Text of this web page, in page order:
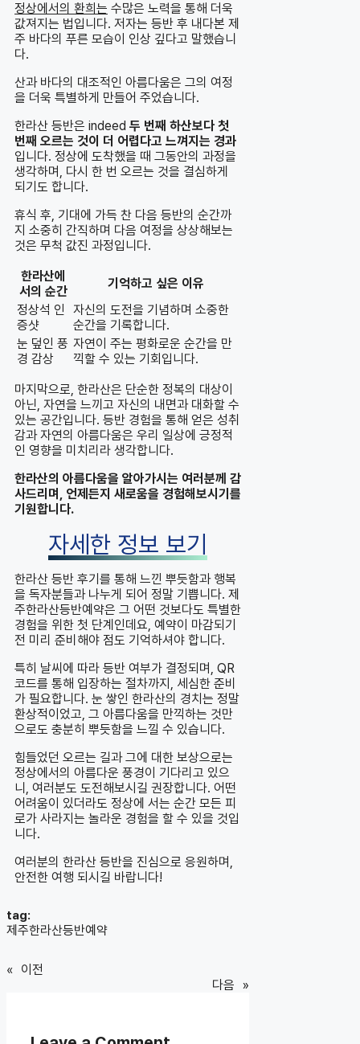
정상에서의 환희는 수많은 노력을 통해 더욱
값져지는 법입니다. 저자는 등반 후 내다본 제
주 바다의 푸른 모습이 인상 깊다고 말했습니
다.
산과 바다의 대조적인 아름다움은 그의 여정
을 더욱 특별하게 만들어 주었습니다.
한라산 등반은 indeed 두 번째 하산보다 첫
번째 오르는 것이 더 어렵다고 느껴지는 경과
입니다. 정상에 도착했을 때 그동안의 과정을
생각하며, 다시 한 번 오르는 것을 결심하게
되기도 합니다.
휴식 후, 기대에 가득 찬 다음 등반의 순간까
지 소중히 간직하며 다음 여정을 상상해보는
것은 무척 값진 과정입니다.
한라산에
서의 순간
기억하고 싶은 이유
정상석 인
증샷
자신의 도전을 기념하며 소중한
순간을 기록합니다.
눈 덮인 풍
경 감상
자연이 주는 평화로운 순간을 만
끽할 수 있는 기회입니다.
마지막으로, 한라산은 단순한 정복의 대상이
아닌, 자연을 느끼고 자신의 내면과 대화할 수
있는 공간입니다. 등반 경험을 통해 얻은 성취
감과 자연의 아름다움은 우리 일상에 긍정적
인 영향을 미치리라 생각합니다.
한라산의 아름다움을 알아가시는 여러분께 감
사드리며, 언제든지 새로움을 경험해보시기를
기원합니다.
자세한 정보 보기
한라산 등반 후기를 통해 느낀 뿌듯함과 행복
을 독자분들과 나누게 되어 정말 기쁩니다. 제
주한라산등반예약은 그 어떤 것보다도 특별한
경험을 위한 첫 단계인데요, 예약이 마감되기
전 미리 준비해야 점도 기억하셔야 합니다.
특히 날씨에 따라 등반 여부가 결정되며, QR
코드를 통해 입장하는 절차까지, 세심한 준비
가 필요합니다. 눈 쌓인 한라산의 경치는 정말
환상적이었고, 그 아름다움을 만끽하는 것만
으로도 충분히 뿌듯함을 느낄 수 있습니다.
힘들었던 오르는 길과 그에 대한 보상으로는
정상에서의 아름다운 풍경이 기다리고 있으
니, 여러분도 도전해보시길 권장합니다. 어떤
어려움이 있더라도 정상에 서는 순간 모든 피
로가 사라지는 놀라운 경험을 할 수 있을 것입
니다.
여러분의 한라산 등반을 진심으로 응원하며,
안전한 여행 되시길 바랍니다!
tag:
제주한라산등반예약
« 이전
다음 »